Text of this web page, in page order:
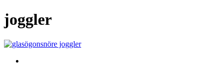
joggler